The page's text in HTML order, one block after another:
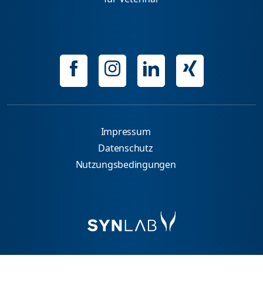
Impressum
Datenschutz
Nutzungsbedingungen